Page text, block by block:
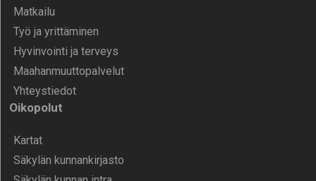
Mat­kailu
Työ ja yrittä­minen
Hyvinvointi ja terveys
Maahanmuuttopalvelut
Yhteystiedot
Oikopolut
Kartat
Säkylän kunnankirjasto